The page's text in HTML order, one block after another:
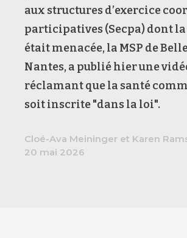
aux structures d’exercice
participatives (Secpa) dont
était menacée, la MSP de
Nantes, a publié hier une
réclamant que la santé
soit inscrite "dans la loi".
Cloé-Ava Meininger et Karen
20 mai 2026